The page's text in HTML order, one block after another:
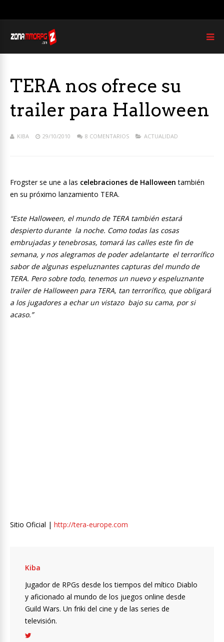
TERA nos ofrece su
trailer para Halloween
KIBA 29/10/2010 8 COMENTARIOS ACTUALIDAD
Frogster se une a las celebraciones de Halloween también
en su próximo lanzamiento TERA.
“Este Halloween, el mundo de TERA también estará
despierto durante la noche. Como todas las cosas
embrujadas y tenebrosas, tomará las calles este fin de
semana, y nos alegramos de poder adelantarte el terrorífico
sabor de algunas espeluznantes capturas del mundo de
TERA. Pero sobre todo, tenemos un nuevo y espeluznante
trailer de Halloween para TERA, tan terrorífico, que obligará
a los jugadores a echar un vistazo bajo su cama, por si
acaso.”
Sitio Oficial | http://tera-europe.com
Kiba
Jugador de RPGs desde los tiempos del mítico Diablo
y aficionado al mundo de los juegos online desde
Guild Wars. Un friki del cine y de las series de
televisión.